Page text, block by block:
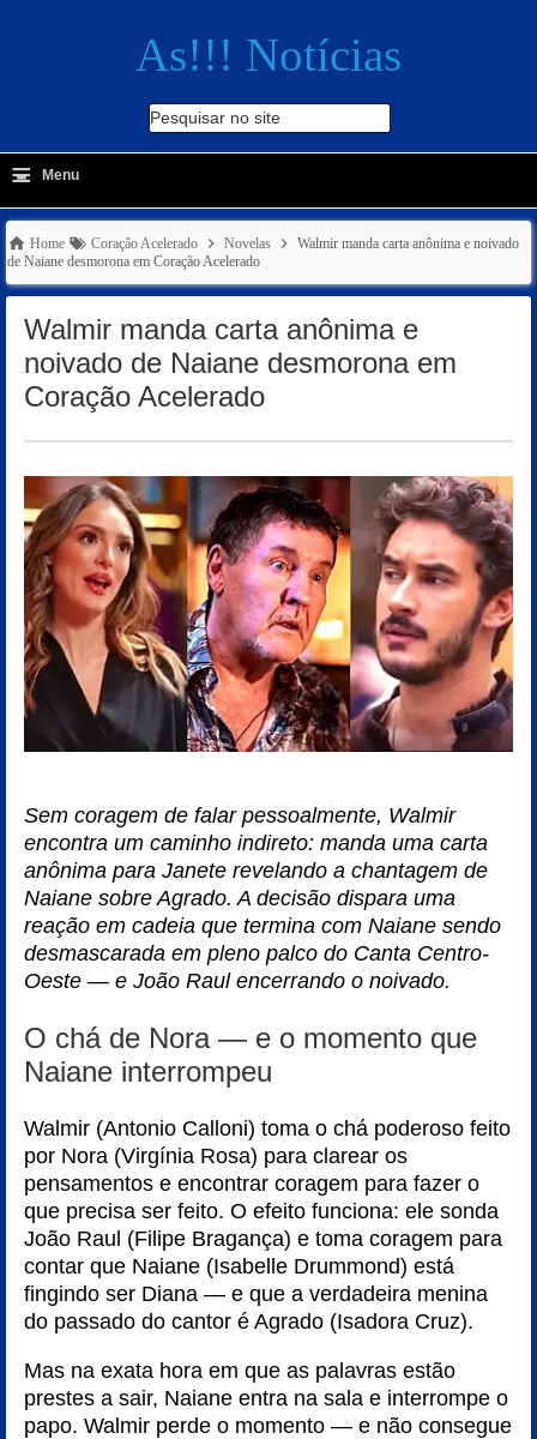
As!!! Notícias
Pesquisar no site
-
≡ Menu
Home Coração Acelerado Novelas
Walmir manda carta anônima e noivado
de Naiane desmorona em Coração Acelerado
Walmir manda carta anônima e
noivado de Naiane desmorona em
Coração Acelerado
Sem coragem de falar pessoalmente, Walmir
encontra um caminho indireto: manda uma carta
anônima para Janete revelando a chantagem de
Naiane sobre Agrado. A decisão dispara uma
reação em cadeia que termina com Naiane sendo
desmascarada em pleno palco do Canta Centro-
Oeste — e João Raul encerrando o noivado.
O chá de Nora — e o momento que
Naiane interrompeu
Walmir (Antonio Calloni) toma o chá poderoso feito
por Nora (Virgínia Rosa) para clarear os
pensamentos e encontrar coragem para fazer o
que precisa ser feito. O efeito funciona: ele sonda
João Raul (Filipe Bragança) e toma coragem para
contar que Naiane (Isabelle Drummond) está
fingindo ser Diana — e que a verdadeira menina
do passado do cantor é Agrado (Isadora Cruz).
Mas na exata hora em que as palavras estão
prestes a sair, Naiane entra na sala e interrompe o
papo. Walmir perde o momento — e não consegue